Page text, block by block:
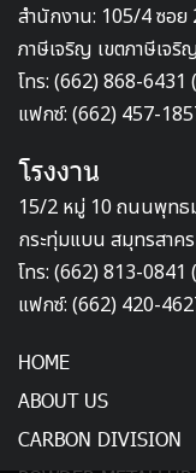
สำนักงาน: 105/4 ซอ
ภาษีเจริญ เขตภาษีเจ
โทร: (662) 868-6431
แฟกซ์: (662) 457-
โรงงาน
15/2 หมู่ 10 ถนนพุทธ
กระทุ่มแบน สมุทรสาค
โทร: (662) 813-0841
แฟกซ์: (662) 420-
HOME
ABOUT US
CARBON DIVISION